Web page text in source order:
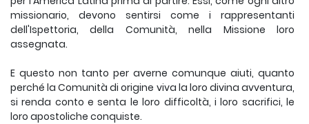
missionario, devono sentirsi come i rappresentanti
dell'Ispettoria, della Comunità, nella Missione loro
assegnata.
E questo non tanto per averne comunque aiuti, quanto
perché la Comunità di origine viva la loro divina avventura,
si renda conto e senta le loro difficoltà, i loro sacrifici, le
loro apostoliche conquiste.